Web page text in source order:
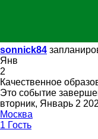
sonnick84
Янв
2
Качественное
Это событие
вторник, Январь 2
Москва
1 Гость